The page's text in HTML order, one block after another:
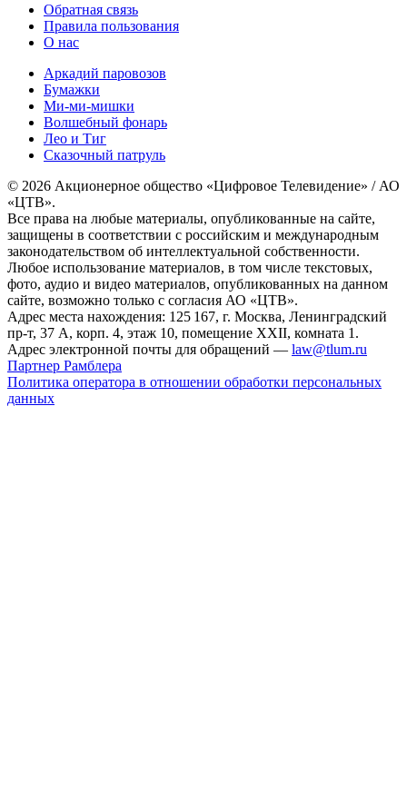
Обратная связь
Правила пользования
О нас
Аркадий паровозов
Бумажки
Ми-ми-мишки
Волшебный фонарь
Лео и Тиг
Сказочный патруль
© 2026 Акционерное общество «Цифровое Телевидение» / АО
«ЦТВ».
Все права на любые материалы, опубликованные на сайте,
защищены в соответствии с российским и международным
законодательством об интеллектуальной собственности.
Любое использование материалов, в том числе текстовых,
фото, аудио и видео материалов, опубликованных на данном
сайте, возможно только с согласия АО «ЦТВ».
Адрес места нахождения: 125 167, г. Москва, Ленинградский
пр-т, 37 А, корп. 4, этаж 10, помещение XXII, комната 1.
Адрес электронной почты для обращений — law@tlum.ru
Партнер Рамблера
Политика оператора в отношении обработки персональных
данных